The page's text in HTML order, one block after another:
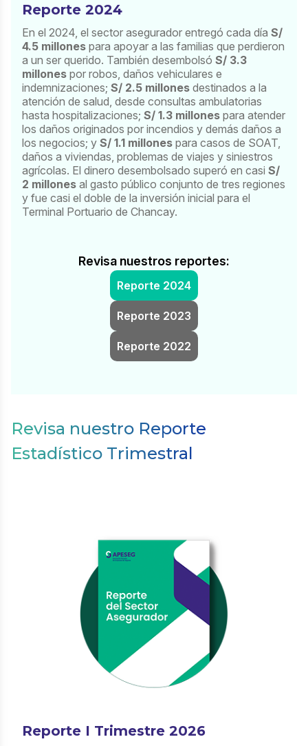
Reporte 2024
En el 2024, el sector asegurador entregó cada día S/
4.5 millones para apoyar a las familias que perdieron
a un ser querido. También desembolsó S/ 3.3
millones por robos, daños vehiculares e
indemnizaciones; S/ 2.5 millones destinados a la
atención de salud, desde consultas ambulatorias
hasta hospitalizaciones; S/ 1.3 millones para atender
los daños originados por incendios y demás daños a
los negocios; y S/ 1.1 millones para casos de SOAT,
daños a viviendas, problemas de viajes y siniestros
agrícolas. El dinero desembolsado superó en casi S/
2 millones al gasto público conjunto de tres regiones
y fue casi el doble de la inversión inicial para el
Terminal Portuario de Chancay.
Revisa nuestros reportes:
Reporte 2024
Reporte 2023
Reporte 2022
Revisa nuestro Reporte
Estadístico Trimestral
Reporte I Trimestre 2026